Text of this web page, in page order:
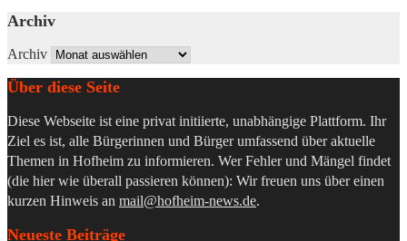
Archiv
Archiv
Über diese Seite
Diese Webseite ist eine privat initiierte, unabhängige Plattform. Ihr
Ziel es ist, alle Bürgerinnen und Bürger umfassend über aktuelle
Themen in Hofheim zu informieren. Wer Fehler und Mängel findet
(die hier wie überall passieren können): Wir freuen uns über einen
kurzen Hinweis an mail@hofheim-news.de.
Neueste Beiträge